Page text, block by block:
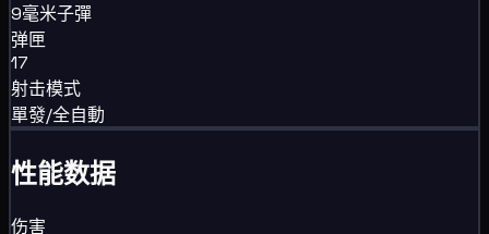
9毫米子彈
弹匣
17
射击模式
單發/全自動
性能数据
伤害